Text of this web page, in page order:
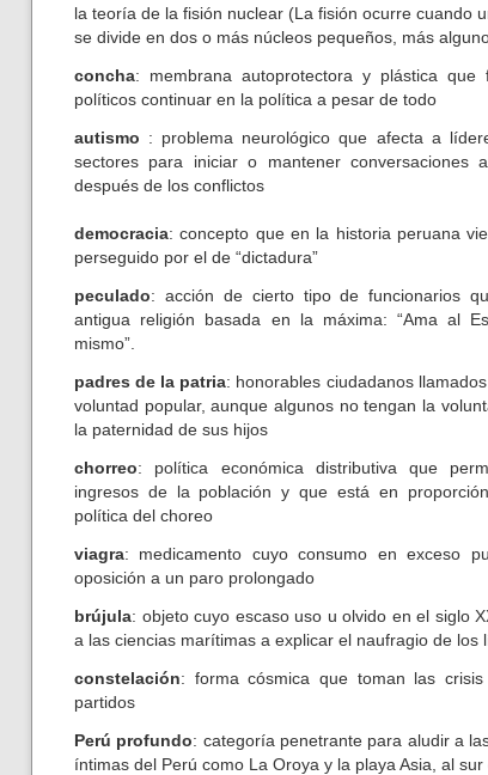
la teoría de la fisión nuclear (La fisión ocurre cuando
se divide en dos o más núcleos pequeños, más
concha: membrana autoprotectora y plástica que
políticos continuar en la política a pesar de todo
autismo : problema neurológico que afecta a
sectores para iniciar o mantener conversaciones
después de los conflictos
democracia: concepto que en la historia peruana
perseguido por el de “dictadura”
peculado: acción de cierto tipo de funcionarios
antigua religión basada en la máxima: “Ama al
mismo”.
padres de la patria: honorables ciudadanos
voluntad popular, aunque algunos no tengan la
la paternidad de sus hijos
chorreo: política económica distributiva que
ingresos de la población y que está en
política del choreo
viagra: medicamento cuyo consumo en exceso
oposición a un paro prolongado
brújula: objeto cuyo escaso uso u olvido en el siglo
a las ciencias marítimas a explicar el naufragio de los
constelación: forma cósmica que toman las
partidos
Perú profundo: categoría penetrante para aludir a
íntimas del Perú como La Oroya y la playa Asia, al sur